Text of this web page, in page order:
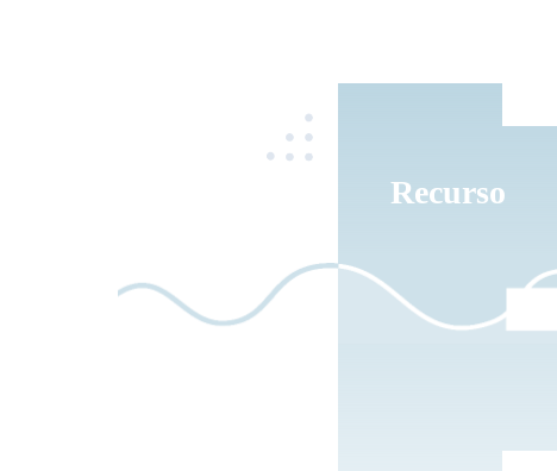
Recurso